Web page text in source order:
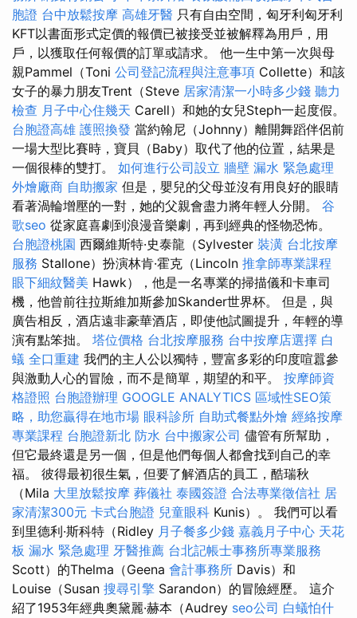
胞證 台中放鬆按摩 高雄牙醫 只有自由空間，匈牙利匈牙利
KFT以書面形式定價的報價已被接受並被解釋為用戶，用
戶，以獲取任何報價的訂單或請求。 他一生中第一次與母
親Pammel（Toni 公司登記流程與注意事項 Collette）和該
女子的暴力朋友Trent（Steve 居家清潔一小時多少錢 聽力
檢查 月子中心住幾天 Carell）和她的女兒Steph一起度假。
台胞證高雄 護照換發 當約翰尼（Johnny）離開舞蹈伴侶前
一場大型比賽時，寶貝（Baby）取代了他的位置，結果是
一個很棒的雙打。 如何進行公司設立 牆壁 漏水 緊急處理
外燴廠商 自助搬家 但是，嬰兒的父母並沒有用良好的眼睛
看著渦輪增壓的一對，她的父親會盡力將年輕人分開。 谷
歌seo 從家庭喜劇到浪漫音樂劇，再到經典的怪物恐怖。
台胞證桃園 西爾維斯特·史泰龍（Sylvester 裝潢 台北按摩
服務 Stallone）扮演林肯·霍克（Lincoln 推拿師專業課程
眼下細紋醫美 Hawk），他是一名專業的掃描儀和卡車司
機，他曾前往拉斯維加斯參加Skander世界杯。 但是，與
廣告相反，酒店遠非豪華酒店，即使他試圖提升，年輕的導
演有點笨拙。 塔位價格 台北按摩服務 台中按摩店選擇 白
蟻 全口重建 我們的主人公以獨特，豐富多彩的印度喧囂參
與激動人心的冒險，而不是簡單，期望的和平。 按摩師資
格證照 台胞證辦理 GOOGLE ANALYTICS 區域性SEO策
略，助您贏得在地市場 眼科診所 自助式餐點外燴 經絡按摩
專業課程 台胞證新北 防水 台中搬家公司 儘管有所幫助，
但它最終還是另一個，但是他們每個人都會找到自己的幸
福。 彼得最初很生氣，但要了解酒店的員工，酷瑞秋
（Mila 大里放鬆按摩 葬儀社 泰國簽證 合法專業徵信社 居
家清潔300元 卡式台胞證 兒童眼科 Kunis）。 我們可以看
到里德利·斯科特（Ridley 月子餐多少錢 嘉義月子中心 天花
板 漏水 緊急處理 牙醫推薦 台北記帳士事務所專業服務
Scott）的Thelma（Geena 會計事務所 Davis）和
Louise（Susan 搜尋引擎 Sarandon）的冒險經歷。 這介
紹了1953年經典奧黛麗·赫本（Audrey seo公司 白蟻怕什